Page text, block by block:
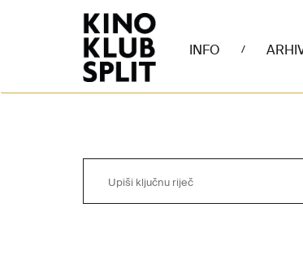
INFO /